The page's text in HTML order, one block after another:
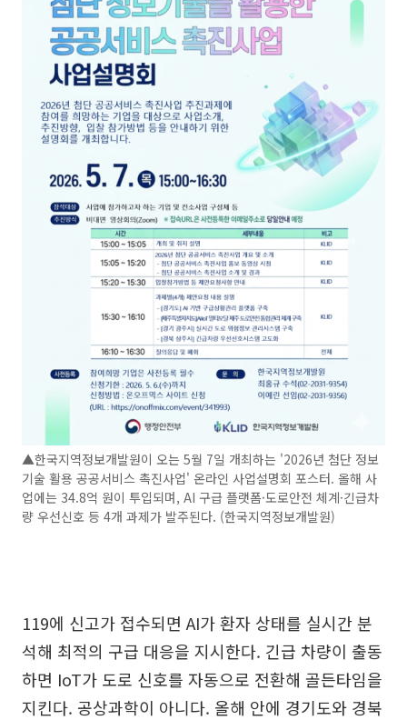
▲한국지역정보개발원이 오는 5월 7일 개최하는 '2026년 첨단 정보
기술 활용 공공서비스 촉진사업' 온라인 사업설명회 포스터. 올해 사
업에는 34.8억 원이 투입되며, AI 구급 플랫폼·도로안전 체계·긴급차
량 우선신호 등 4개 과제가 발주된다. (한국지역정보개발원)
119에 신고가 접수되면 AI가 환자 상태를 실시간 분
석해 최적의 구급 대응을 지시한다. 긴급 차량이 출동
하면 IoT가 도로 신호를 자동으로 전환해 골든타임을
지킨다. 공상과학이 아니다. 올해 안에 경기도와 경북